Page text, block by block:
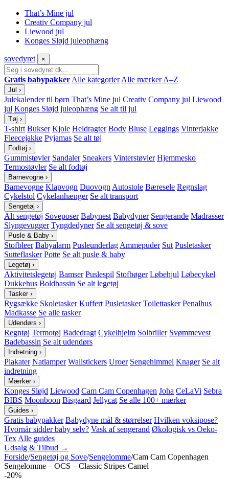
That’s Mine jul
Creativ Company jul
Liewood jul
Konges Sløjd juleophæng
sovedyret ×
Gratis babypakker Alle kategorier Alle mærker A–Z
Jul ›
Julekalender til børn That’s Mine jul Creativ Company jul Liewood
jul Konges Sløjd juleophæng Se alt til jul
Tøj ›
T-shirt Bukser Kjole Heldragter Body Bluse Leggings Vinterjakke
Fleecejakke Pyjamas Se alt tøj
Fodtøj ›
Gummistøvler Sandaler Sneakers Vinterstøvler Hjemmesko
Termostøvler Se alt fodtøj
Barnevogne ›
Barnevogne Klapvogn Duovogn Autostole Bæresele Regnslag
Cykelstol Cykelanhænger Se alt transport
Sengetøj ›
Alt sengetøj Soveposer Babynest Babydyner Sengerande Madrasser
Slyngevugger Tyngdedyner Se alt sengetøj & sove
Pusle & Baby ›
Stofbleer Babyalarm Pusleunderlag Ammepuder Sut Pusletasker
Sutteflasker Potte Se alt pusle & baby
Legetøj ›
Aktivitetslegetøj Bamser Puslespil Stofbøger Løbehjul Løbecykel
Dukkehus Boldbassin Se alt legetøj
Tasker ›
Rygsække Skoletasker Kuffert Pusletasker Toilettasker Penalhus
Madkasse Se alle tasker
Udendørs ›
Regntøj Termotøj Badedragt Cykelhjelm Solbriller Svømmevest
Badebassin Se alt udendørs
Indretning ›
Plakater Natlamper Wallstickers Uroer Sengehimmel Knager Se alt
indretning
Mærker ›
Konges Sløjd Liewood Cam Cam Copenhagen Joha CeLaVi Sebra
BIBS Moonboon Bisgaard Jellycat Se alle 100+ mærker
Guides ›
Gratis babypakker Babydyne mål & størrelser Hvilken voksipose?
Hvornår sidder baby selv? Vask af sengerand Økologisk vs Oeko-
Tex Alle guides
Udsalg & Tilbud →
Forside/Sengetøj og Sove/Sengelomme/Cam Cam Copenhagen
Sengelomme – OCS – Classic Stripes Camel
-20%